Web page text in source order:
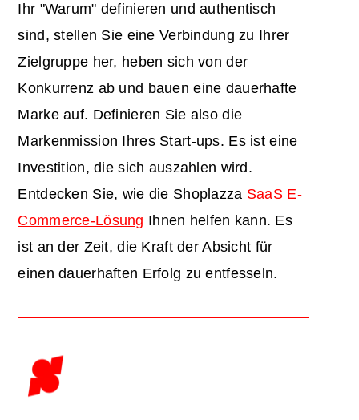
Ihr "Warum" definieren und authentisch
sind, stellen Sie eine Verbindung zu Ihrer
Zielgruppe her, heben sich von der
Konkurrenz ab und bauen eine dauerhafte
Marke auf. Definieren Sie also die
Markenmission Ihres Start-ups. Es ist eine
Investition, die sich auszahlen wird.
Entdecken Sie, wie die Shoplazza SaaS E-
Commerce-Lösung Ihnen helfen kann. Es
ist an der Zeit, die Kraft der Absicht für
einen dauerhaften Erfolg zu entfesseln.